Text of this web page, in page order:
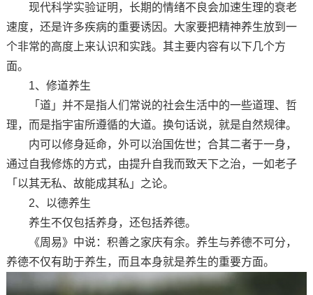
现代科学实验证明，长期的情绪不良会加速生理的衰老
速度，还是许多疾病的重要诱因。大家要把精神养生放到一
个非常的高度上来认识和实践。其主要内容有以下几个方
面。
1、修道养生
「道」并不是指人们常说的社会生活中的一些道理、哲
理，而是指宇宙所遵循的大道。换句话说，就是自然规律。
内可以修身延命，外可以治国佐世；合其二者于一身，
通过自我修炼的方式，由提升自我而致天下之治，一如老子
「以其无私、故能成其私」之论。
2、以德养生
养生不仅包括养身，还包括养德。
《周易》中说：积善之家庆有余。养生与养德不可分，
养德不仅有助于养生，而且本身就是养生的重要方面。